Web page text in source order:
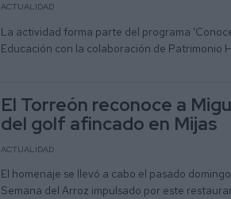
ACTUALIDAD
La actividad forma parte del programa
Educación con la colaboración de Patrimonio
El Torreón reconoce a
del golf afincado en Mijas
ACTUALIDAD
El homenaje se llevó a cabo el pasado
Semana del Arroz impulsado por este